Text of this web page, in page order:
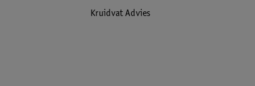
Kruidvat Advies